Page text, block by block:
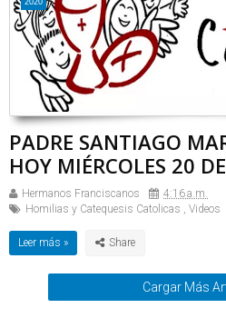
PADRE SANTIAGO
HOY MIÉRCOLES 20
Hermanos Franciscanos
4:16 a.m.
Homilias y Catequesis Catolicas , Videos
Leer más »
2020
Cargar Más